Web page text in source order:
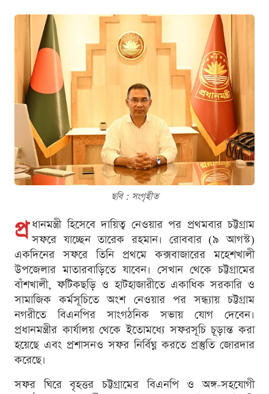
ছবি : সংগৃহীত
প্র ধানমন্ত্রী হিসেবে দায়িত্ব নেওয়ার পর প্রথমবার চট্টগ্রাম
সফরে যাচ্ছেন তারেক রহমান। রোববার (৯ আগস্ট)
একদিনের সফরে তিনি প্রথমে কক্সবাজারের মহেশখালী
উপজেলার মাতারবাড়িতে যাবেন। সেখান থেকে চট্টগ্রামের
বাঁশখালী, ফটিকছড়ি ও হাটহাজারীতে একাধিক সরকারি ও
সামাজিক কর্মসূচিতে অংশ নেওয়ার পর সন্ধ্যায় চট্টগ্রাম
নগরীতে বিএনপির সাংগঠনিক সভায় যোগ দেবেন।
প্রধানমন্ত্রীর কার্যালয় থেকে ইতোমধ্যে সফরসূচি চূড়ান্ত করা
হয়েছে এবং প্রশাসনও সফর নির্বিঘ্ন করতে প্রস্তুতি জোরদার
করেছে।
সফর ঘিরে বৃহত্তর চট্টগ্রামের বিএনপি ও অঙ্গ-সহযোগী